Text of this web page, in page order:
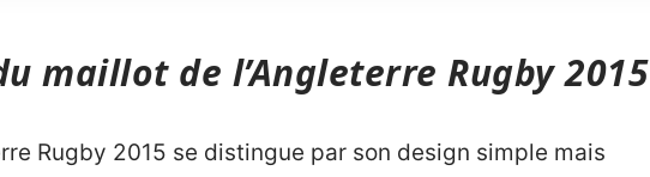
maillot de l’Angleterre Rugby 2015
Rugby 2015 se distingue par son design simple mais